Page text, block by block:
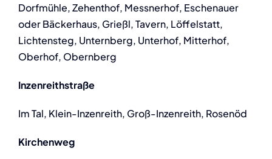
Dorfmühle, Zehenthof, Messnerhof, Eschenauer
oder Bäckerhaus, Grießl, Tavern, Löffelstatt,
Lichtensteg, Unternberg, Unterhof, Mitterhof,
Oberhof, Obernberg
Inzenreithstraße
Im Tal, Klein-Inzenreith, Groß-Inzenreith, Rosenöd
Kirchenweg